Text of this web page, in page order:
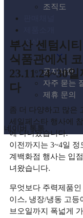
조직도
소식
고객지원
공지사항
자주 묻는
제휴 문의
네이버 톡톡
부산 센텀시
식품관에서
23.11.24~30
다
좀 더 다양하고 많은
세일페스타 행사에
에 다녀왔습니다.
이전까지는 3~4일
계백화점 행사는 입
녀왔습니다.
무엇보다 주력제품
이스, 냉장/냉동 고등
브오일까지 폭넓게